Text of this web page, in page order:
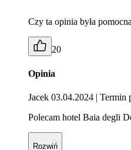
Czy ta opinia była
20
Opinia
Jacek 03.04.2024 | Termin
Polecam hotel Baia degli
Rozwiń